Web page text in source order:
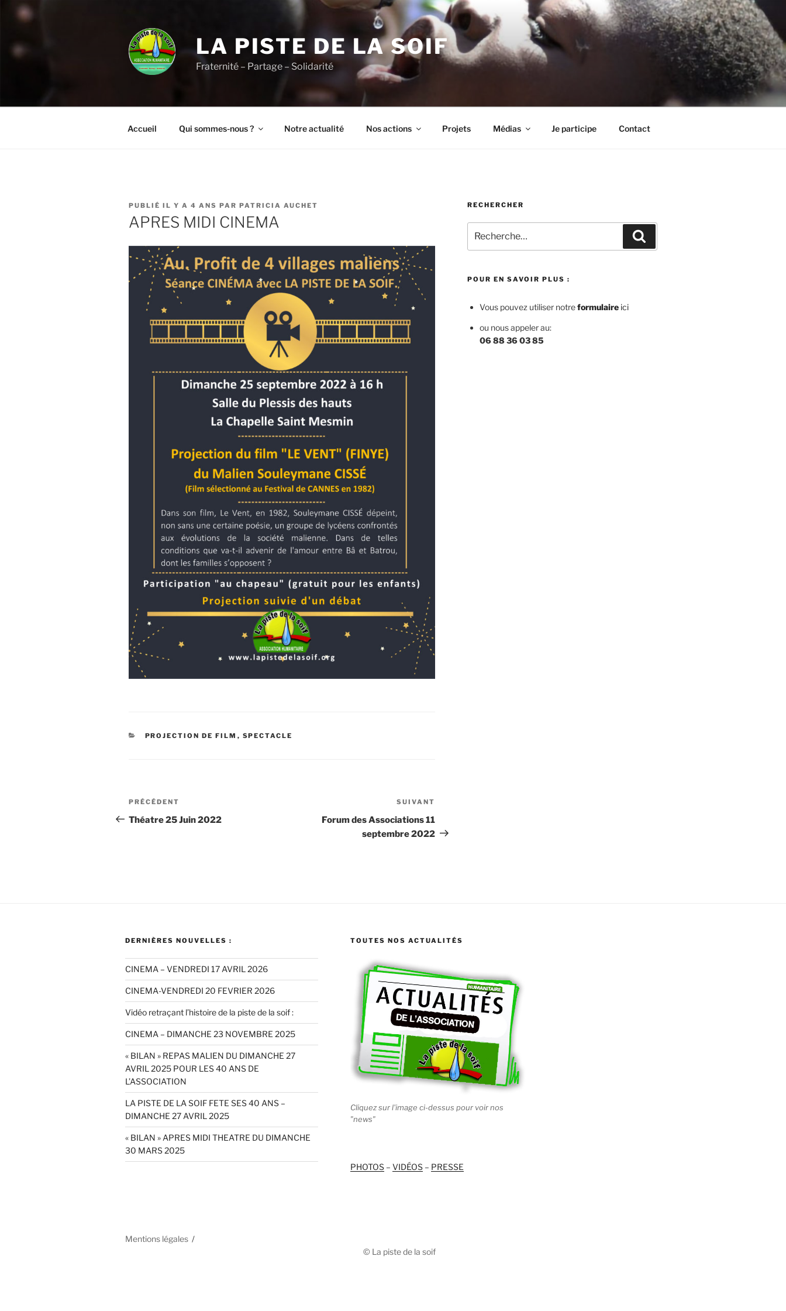
Aller
principal
LA PISTE DE LA SOIF
Fraternité – Partage – Solidarité
Accueil Qui sommes-nous ? Notre actualité Nos actions Projets Médias Je participe Contact
PUBLIÉ
LE
PUBLIÉ IL Y A 4 ANS PAR PATRICIA AUCHET
APRES MIDI CINEMA
CATÉGORIES
PROJECTION DE FILM , SPECTACLE
Navigation
de
Article
précédent
PRÉCÉDENT
Théatre 25 Juin 2022
SUIVANT
Forum des Associations 11
septembre 2022
RECHERCHER
pour
:
POUR EN SAVOIR PLUS :
Vous pouvez utiliser notreformulaireici
ou nous appeler au:
06 88 36 03 85
DERNIÈRES NOUVELLES :
CINEMA – VENDREDI 17 AVRIL 2026
CINEMA-VENDREDI 20 FEVRIER 2026
Vidéo retraçant l’histoire de la piste de la soif :
CINEMA – DIMANCHE 23 NOVEMBRE 2025
« BILAN » REPAS MALIEN DU DIMANCHE 27
AVRIL 2025 POUR LES 40 ANS DE
L’ASSOCIATION
LA PISTE DE LA SOIF FETE SES 40 ANS –
DIMANCHE 27 AVRIL 2025
« BILAN » APRES MIDI THEATRE DU DIMANCHE
30 MARS 2025
TOUTES NOS ACTUALITÉS
Cliquez sur l'image ci-dessus pour voir nos
"news"
PHOTOS– VIDÉOS– PRESSE
Mentions légales
© La piste de la soif